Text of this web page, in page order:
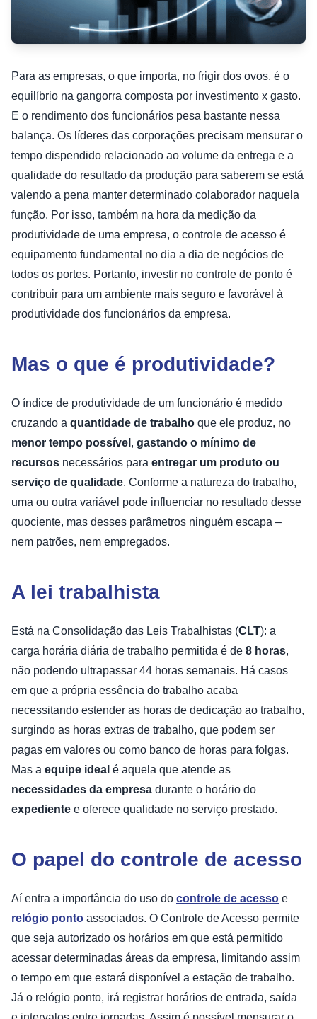
Para as empresas, o que importa, no frigir dos ovos, é o
equilíbrio na gangorra composta por investimento x gasto.
E o rendimento dos funcionários pesa bastante nessa
balança. Os líderes das corporações precisam mensurar o
tempo dispendido relacionado ao volume da entrega e a
qualidade do resultado da produção para saberem se está
valendo a pena manter determinado colaborador naquela
função. Por isso, também na hora da medição da
produtividade de uma empresa, o controle de acesso é
equipamento fundamental no dia a dia de negócios de
todos os portes. Portanto, investir no controle de ponto é
contribuir para um ambiente mais seguro e favorável à
produtividade dos funcionários da empresa.
Mas o que é produtividade?
O índice de produtividade de um funcionário é medido
cruzando a quantidade de trabalho que ele produz, no
menor tempo possível , gastando o mínimo de
recursos necessários para entregar um produto ou
serviço de qualidade. Conforme a natureza do trabalho,
uma ou outra variável pode influenciar no resultado desse
quociente, mas desses parâmetros ninguém escapa –
nem patrões, nem empregados.
A lei trabalhista
Está na Consolidação das Leis Trabalhistas (CLT): a
carga horária diária de trabalho permitida é de 8 horas,
não podendo ultrapassar 44 horas semanais. Há casos
em que a própria essência do trabalho acaba
necessitando estender as horas de dedicação ao trabalho,
surgindo as horas extras de trabalho, que podem ser
pagas em valores ou como banco de horas para folgas.
Mas a equipe ideal é aquela que atende as
necessidades da empresa durante o horário do
expediente e oferece qualidade no serviço prestado.
O papel do controle de acesso
Aí entra a importância do uso do controle de acesso e
relógio ponto associados. O Controle de Acesso permite
que seja autorizado os horários em que está permitido
acessar determinadas áreas da empresa, limitando assim
o tempo em que estará disponível a estação de trabalho.
Já o relógio ponto, irá registrar horários de entrada, saída